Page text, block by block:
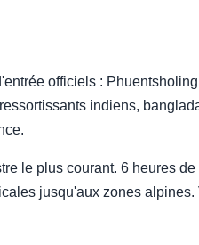
officiels :
indiens,
le plus courant. 6 heures
jusqu'aux zones